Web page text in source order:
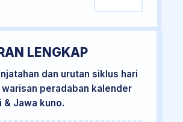
LENGKAP
dan urutan siklus hari
peradaban kalender
& Jawa kuno.